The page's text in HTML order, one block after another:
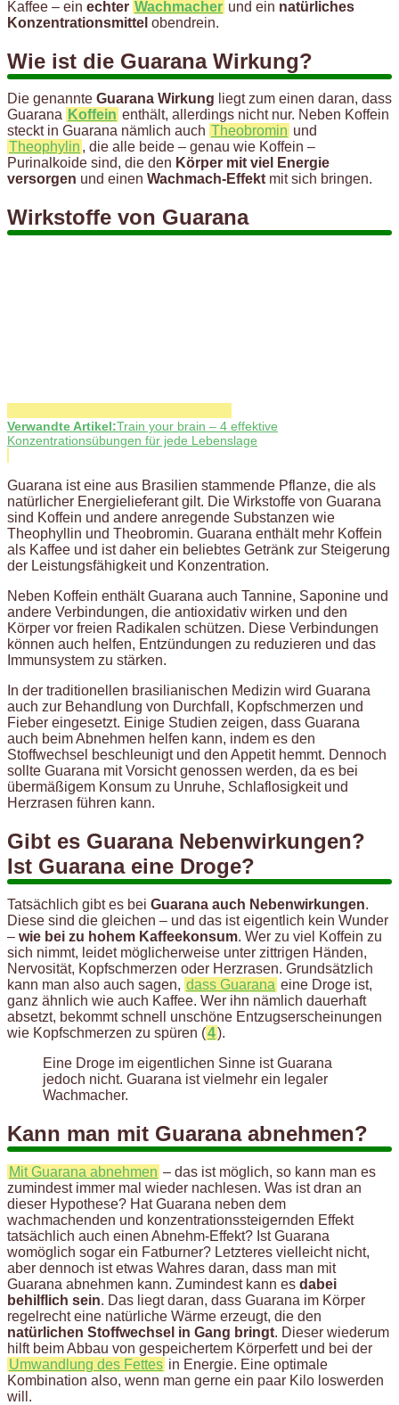
Kaffee – ein echter Wachmacher und ein natürliches
Konzentrationsmittel obendrein.
Wie ist die Guarana Wirkung?
Die genannte Guarana Wirkung liegt zum einen daran, dass
Guarana Koffein enthält, allerdings nicht nur. Neben Koffein
steckt in Guarana nämlich auch Theobromin und
Theophylin , die alle beide – genau wie Koffein –
Purinalkoide sind, die den Körper mit viel Energie
versorgen und einen Wachmach-Effekt mit sich bringen.
Wirkstoffe von Guarana
Verwandte Artikel:Train your brain – 4 effektive
Konzentrationsübungen für jede Lebenslage
Guarana ist eine aus Brasilien stammende Pflanze, die als
natürlicher Energielieferant gilt. Die Wirkstoffe von Guarana
sind Koffein und andere anregende Substanzen wie
Theophyllin und Theobromin. Guarana enthält mehr Koffein
als Kaffee und ist daher ein beliebtes Getränk zur Steigerung
der Leistungsfähigkeit und Konzentration.
Neben Koffein enthält Guarana auch Tannine, Saponine und
andere Verbindungen, die antioxidativ wirken und den
Körper vor freien Radikalen schützen. Diese Verbindungen
können auch helfen, Entzündungen zu reduzieren und das
Immunsystem zu stärken.
In der traditionellen brasilianischen Medizin wird Guarana
auch zur Behandlung von Durchfall, Kopfschmerzen und
Fieber eingesetzt. Einige Studien zeigen, dass Guarana
auch beim Abnehmen helfen kann, indem es den
Stoffwechsel beschleunigt und den Appetit hemmt. Dennoch
sollte Guarana mit Vorsicht genossen werden, da es bei
übermäßigem Konsum zu Unruhe, Schlaflosigkeit und
Herzrasen führen kann.
Gibt es Guarana Nebenwirkungen?
Ist Guarana eine Droge?
Tatsächlich gibt es bei Guarana auch Nebenwirkungen.
Diese sind die gleichen – und das ist eigentlich kein Wunder
– wie bei zu hohem Kaffeekonsum. Wer zu viel Koffein zu
sich nimmt, leidet möglicherweise unter zittrigen Händen,
Nervosität, Kopfschmerzen oder Herzrasen. Grundsätzlich
kann man also auch sagen, dass Guarana eine Droge ist,
ganz ähnlich wie auch Kaffee. Wer ihn nämlich dauerhaft
absetzt, bekommt schnell unschöne Entzugserscheinungen
wie Kopfschmerzen zu spüren (4).
Eine Droge im eigentlichen Sinne ist Guarana
jedoch nicht. Guarana ist vielmehr ein legaler
Wachmacher.
Kann man mit Guarana abnehmen?
Mit Guarana abnehmen – das ist möglich, so kann man es
zumindest immer mal wieder nachlesen. Was ist dran an
dieser Hypothese? Hat Guarana neben dem
wachmachenden und konzentrationssteigernden Effekt
tatsächlich auch einen Abnehm-Effekt? Ist Guarana
womöglich sogar ein Fatburner? Letzteres vielleicht nicht,
aber dennoch ist etwas Wahres daran, dass man mit
Guarana abnehmen kann. Zumindest kann es dabei
behilflich sein. Das liegt daran, dass Guarana im Körper
regelrecht eine natürliche Wärme erzeugt, die den
natürlichen Stoffwechsel in Gang bringt. Dieser wiederum
hilft beim Abbau von gespeichertem Körperfett und bei der
Umwandlung des Fettes in Energie. Eine optimale
Kombination also, wenn man gerne ein paar Kilo loswerden
will.